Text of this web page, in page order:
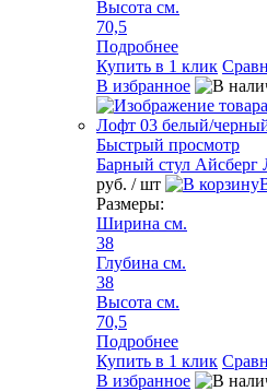
Высота см.
70,5
Подробнее
Купить в 1 клик
В избранное
Быстрый просмотр
Барный стул
руб. / шт
Размеры:
Ширина см.
38
Глубина см.
38
Высота см.
70,5
Подробнее
Купить в 1 клик
В избранное